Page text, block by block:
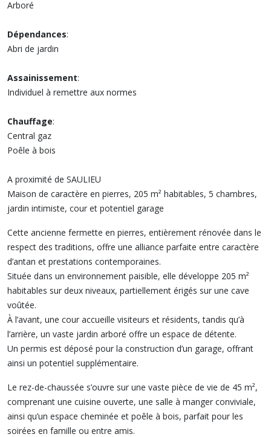
Arboré
Dépendances:
Abri de jardin
Assainissement:
Individuel à remettre aux normes
Chauffage:
Central gaz
Poêle à bois
A proximité de SAULIEU
Maison de caractère en pierres, 205 m² habitables, 5 chambres,
jardin intimiste, cour et potentiel garage
Cette ancienne fermette en pierres, entièrement rénovée dans le
respect des traditions, offre une alliance parfaite entre caractère
d’antan et prestations contemporaines.
Située dans un environnement paisible, elle développe 205 m²
habitables sur deux niveaux, partiellement érigés sur une cave
voûtée.
À l’avant, une cour accueille visiteurs et résidents, tandis qu’à
l’arrière, un vaste jardin arboré offre un espace de détente.
Un permis est déposé pour la construction d’un garage, offrant
ainsi un potentiel supplémentaire.
Le rez-de-chaussée s’ouvre sur une vaste pièce de vie de 45 m²,
comprenant une cuisine ouverte, une salle à manger conviviale,
ainsi qu’un espace cheminée et poêle à bois, parfait pour les
soirées en famille ou entre amis.